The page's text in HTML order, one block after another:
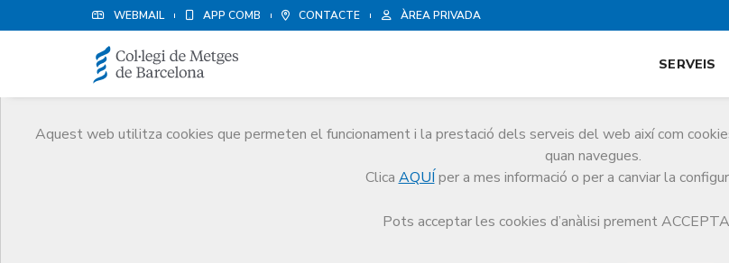
WEBMAIL APP COMB CONTACTE ÀREA PRIVADA
Aquest web utilitza cookies que permeten el funcionament i la prestació dels serveis del web així com
quan navegues.
Clica AQUÍ per a mes informació o per a canviar la
Pots acceptar les cookies d’anàlisi prement
SERVEIS
Guardonat Edició 2014